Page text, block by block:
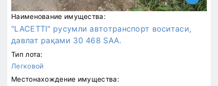
Наименование имущества:
"LACETTI" русумли автотранспорт воситаси,
давлат рақами 30 468 SAA.
Тип лота:
Легковой
Местонахождение имущества: